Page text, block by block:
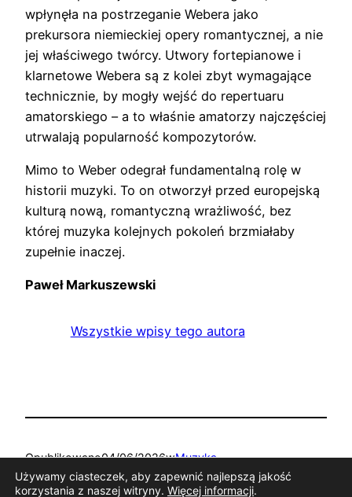
wpłynęła na postrzeganie Webera jako
prekursora niemieckiej opery romantycznej, a nie
jej właściwego twórcy. Utwory fortepianowe i
klarnetowe Webera są z kolei zbyt wymagające
technicznie, by mogły wejść do repertuaru
amatorskiego – a to właśnie amatorzy najczęściej
utrwalają popularność kompozytorów.
Mimo to Weber odegrał fundamentalną rolę w
historii muzyki. To on otworzył przed europejską
kulturą nową, romantyczną wrażliwość, bez
której muzyka kolejnych pokoleń brzmiałaby
zupełnie inaczej.
Paweł Markuszewski
Wszystkie wpisy tego autora
Opublikowano04/06/2026wMuzyka
Używamy ciasteczek, aby zapewnić najlepszą jakość
korzystania z naszej witryny. Więcej informacji.